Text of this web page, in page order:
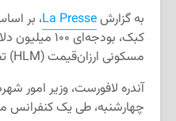
به گزارشLa Presse، بر
مسکونی ارزان‌قیمت (HLM) تصویب شد.
آندره لافورست، وزیر امور
چهارشنبه، طی یک کنفرانس